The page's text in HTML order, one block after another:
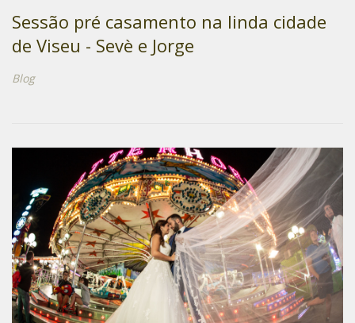
Sessão pré casamento na linda cidade
de Viseu - Sevè e Jorge
Blog